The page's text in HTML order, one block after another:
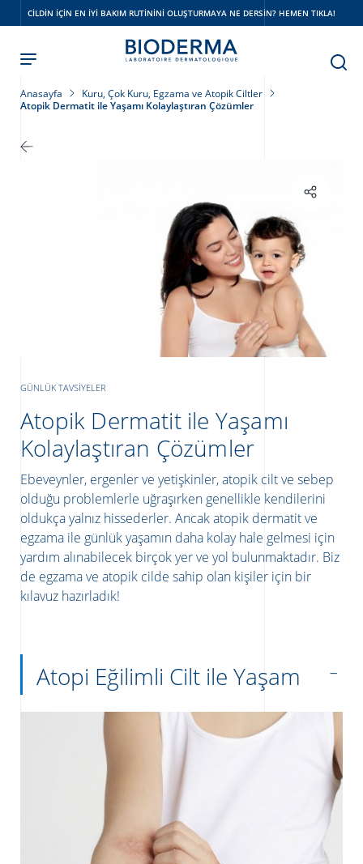
CILDIN IÇIN EN IYI BAKIM RUTININI OLUŞTURMAYA NE DERSIN? HEMEN TIKLA!
Anasayfa
Kuru, Çok Kuru, Egzama ve Atopik Ciltler
Atopik Dermatit ile Yaşamı Kolaylaştıran Çözümler
GÜNLÜK TAVSIYELER
Atopik Dermatit ile Yaşamı
Kolaylaştıran Çözümler
Ebeveynler, ergenler ve yetişkinler, atopik cilt ve sebep
olduğu problemlerle uğraşırken genellikle kendilerini
oldukça yalnız hissederler. Ancak atopik dermatit ve
egzama ile günlük yaşamın daha kolay hale gelmesi için
yardım alınabilecek birçok yer ve yol bulunmaktadır. Biz
de egzama ve atopik cilde sahip olan kişiler için bir
kılavuz hazırladık!
Atopi Eğilimli Cilt ile Yaşam